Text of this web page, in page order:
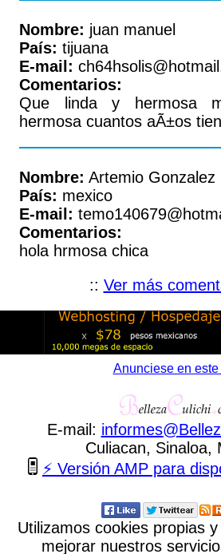
Nombre: juan manuel
País: tijuana
E-mail:
Comentarios:
Que linda y hermosa
hermosa cuantos aÃ±os
Nombre: Artemio Gonzalez
País: mexico
E-mail:
Comentarios:
hola hrmosa chica
:: Ver más
Anunciese en este
E-mail: informes@
Culiacan, Sinaloa,
⚡ Versión AMP para
Utilizamos cookies propias
mejorar nuestros